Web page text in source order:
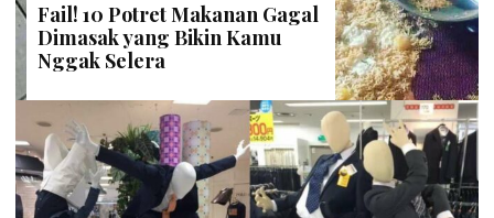
Fail! 10 Potret Makanan Gagal
Dimasak yang Bikin Kamu
Nggak Selera